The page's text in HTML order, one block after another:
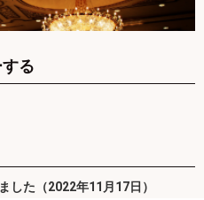
る
した（2022年11月17日）